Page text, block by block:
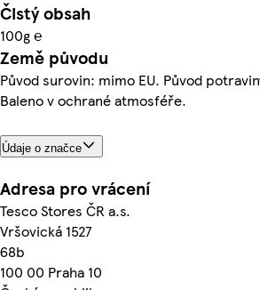
Čistý obsah
100g ℮
Země původu
Původ surovin: mimo EU. Původ
Baleno v ochrané atmosféře.
Údaje o značce
Adresa pro vrácení
Tesco Stores ČR a.s.
Vršovická 1527
68b
100 00 Praha 10